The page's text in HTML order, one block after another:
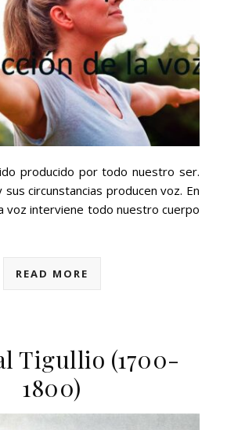
producido por todo nuestro ser.
circunstancias producen voz. En
voz interviene todo nuestro cuerpo
READ MORE
Tigullio (1700-
1800)